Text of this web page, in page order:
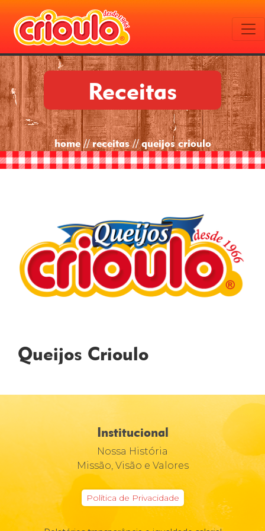
Receitas
home // receitas // queijos crioulo
Queijos Crioulo
Institucional
Nossa História
Missão, Visão e Valores
Política de Privacidade